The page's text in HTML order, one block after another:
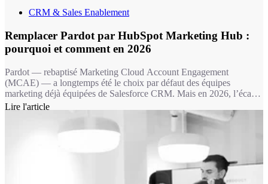
CRM & Sales Enablement
Remplacer Pardot par HubSpot Marketing Hub :
pourquoi et comment en 2026
Pardot — rebaptisé Marketing Cloud Account Engagement
(MCAE) — a longtemps été le choix par défaut des équipes
marketing déjà équipées de Salesforce CRM. Mais en 2026, l’écart
fonctionnel avec HubSpot Marketing Hub est devenu un fossé : 11
fonctionnalités marketing clés absentes chez Pardot, une IA de
contenu sans équivalent, et une expérience utilisateur qui fait la
différence dans l’adoption au quotidien.
Lire l'article